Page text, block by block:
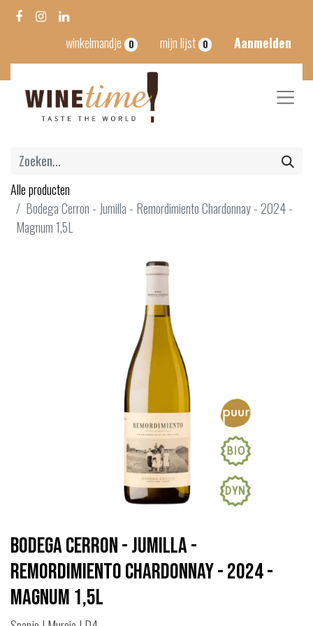
winkelmandje 0 mijn lijst 0 Aanmelden
Alle producten
Bodega Cerron - Jumilla - Remordimiento Chardonnay - 2024 -
Magnum 1,5L
Bodega Cerron - Jumilla -
Remordimiento Chardonnay - 2024 -
Magnum 1,5L